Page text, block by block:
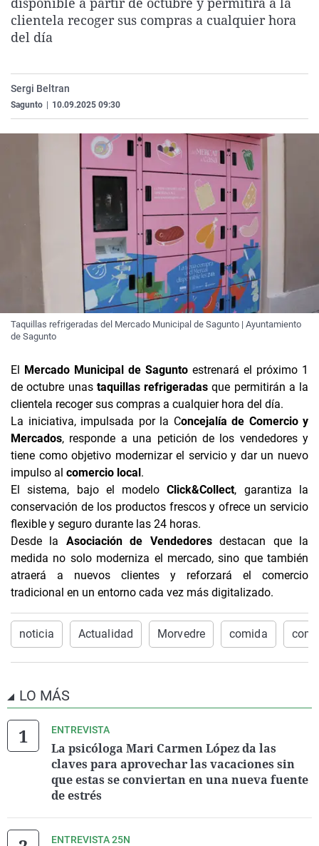
La rosa de los vientos
Caso
Extremadura
Virales
clientela recoger sus compras a cualquier hora
del día
Sergi Beltran
Sagunto 10.09.2025 09:30
Taquillas refrigeradas del Mercado Municipal de Sagunto | Ayuntamiento
de Sagunto
El Mercado Municipal de Sagunto estrenará el próximo 1
de octubre unastaquillas refrigeradas que permitirán a la
clientela recoger sus compras a cualquier hora del día.
La iniciativa, impulsada por la Concejalía de Comercio y
Mercados, responde a una petición de los vendedores y
tiene como objetivo modernizar el servicio y dar un nuevo
impulso al comercio local.
El sistema, bajo el modeloClick&Collect, garantiza la
conservación de los productos frescos y ofrece un servicio
flexible y seguro durante las 24 horas.
Desde la Asociación de Vendedoresdestacan que la
medida no solo moderniza el mercado, sino que también
atraerá a nuevos clientes y reforzará el comercio
tradicional en un entorno cada vez más digitalizado.
noticia Actualidad Morvedre comida
LO MÁS
ENTREVISTA
La psicóloga Mari Carmen López da las
claves para aprovechar las vacaciones sin
que estas se conviertan en una nueva fuente
de estrés
ENTREVISTA 25N